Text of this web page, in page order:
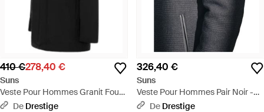
410 €278,40 €
Suns
Veste Pour Hommes Granit Four
Noir - Noir
De Drestige
326,40 €
Suns
Veste Pour Hommes Pair Noir -
NoirDe Drestige